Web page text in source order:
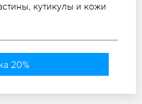
кутикулы и кожи
20%